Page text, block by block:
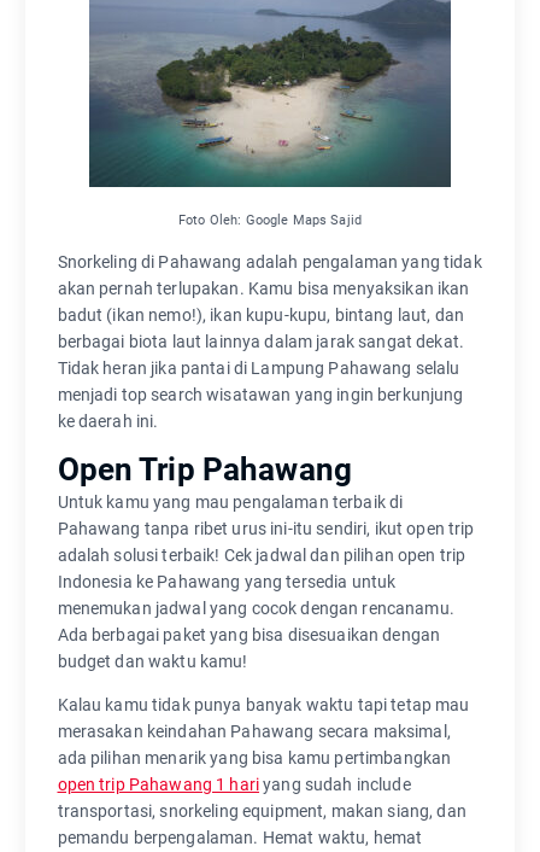
Foto Oleh: Google Maps Sajid
Snorkeling di Pahawang adalah pengalaman yang tidak
akan pernah terlupakan. Kamu bisa menyaksikan ikan
badut (ikan nemo!), ikan kupu-kupu, bintang laut, dan
berbagai biota laut lainnya dalam jarak sangat dekat.
Tidak heran jika pantai di Lampung Pahawang selalu
menjadi top search wisatawan yang ingin berkunjung
ke daerah ini.
Open Trip Pahawang
Untuk kamu yang mau pengalaman terbaik di
Pahawang tanpa ribet urus ini-itu sendiri, ikut open trip
adalah solusi terbaik! Cek jadwal dan pilihan open trip
Indonesia ke Pahawang yang tersedia untuk
menemukan jadwal yang cocok dengan rencanamu.
Ada berbagai paket yang bisa disesuaikan dengan
budget dan waktu kamu!
Kalau kamu tidak punya banyak waktu tapi tetap mau
merasakan keindahan Pahawang secara maksimal,
ada pilihan menarik yang bisa kamu pertimbangkan
open trip Pahawang 1 hariyang sudah include
transportasi, snorkeling equipment, makan siang, dan
pemandu berpengalaman. Hemat waktu, hemat